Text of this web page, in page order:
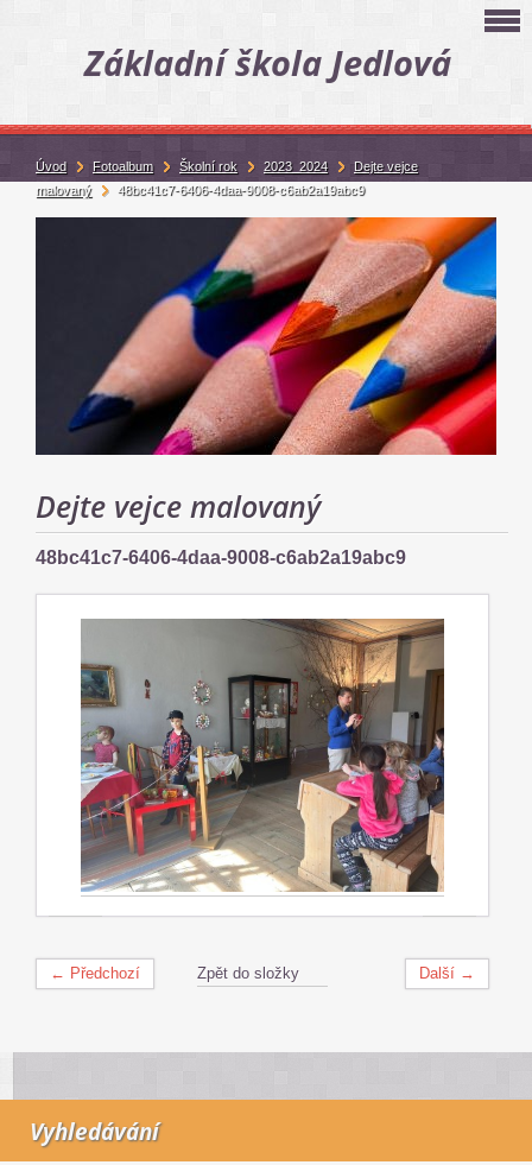
Základní škola Jedlová
Dejte vejce malovaný
48bc41c7-6406-4daa-9008-c6ab2a19abc9
← Předchozí Další →
Zpět do složky
Vyhledávání
Úvod Fotoalbum Školní rok 2023_2024
Dejte vejce
malovaný
48bc41c7-6406-4daa-9008-c6ab2a19abc9